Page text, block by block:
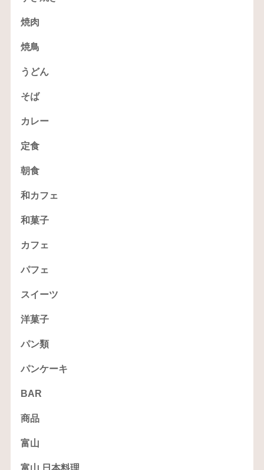
焼肉
焼鳥
うどん
そば
カレー
定食
朝食
和カフェ
和菓子
カフェ
パフェ
スイーツ
洋菓子
パン類
パンケーキ
BAR
商品
富山
富山 日本料理